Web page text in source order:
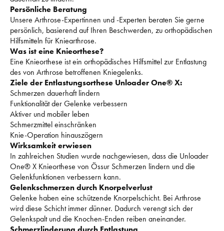
Persönliche Beratung
Unsere Arthrose-Expertinnen und -Experten beraten Sie gerne
persönlich, basierend auf Ihren Beschwerden, zu orthopädischen
Hilfsmitteln für Kniearthrose.
Was ist eine Knieorthese?
Eine Knieorthese ist ein orthopädisches Hilfsmittel zur Entlastung
des von Arthrose betroffenen Kniegelenks.
Ziele der Entlastungsorthese Unloader One® X:
Schmerzen dauerhaft lindern
Funktionalität der Gelenke verbessern
Aktiver und mobiler leben
Schmerzmittel einschränken
Knie-Operation hinauszögern
Wirksamkeit erwiesen
In zahlreichen Studien wurde nachgewiesen, dass die Unloader
One® X Knieorthese von Össur Schmerzen lindern und die
Gelenkfunktionen verbessern kann.
Gelenkschmerzen durch Knorpelverlust
Gelenke haben eine schützende Knorpelschicht. Bei Arthrose
wird diese Schicht immer dünner. Dadurch verengt sich der
Gelenkspalt und die Knochen-Enden reiben aneinander.